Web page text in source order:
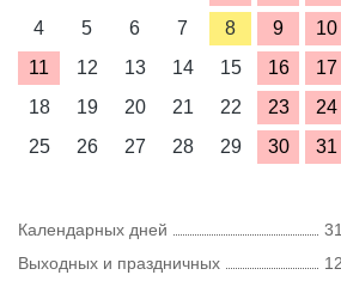
4
5 6 7 8 9
10
11
12 13 14 15 16
17
18
19 20 21 22 23
24
25
26 27 28 29 30 31
Календарных дней
31
Выходных и праздничных
12